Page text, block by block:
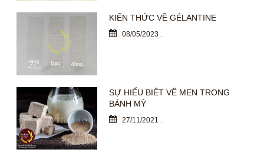
KIẾN THỨC VỀ GÉLANTINE
08/05/2023 .
SỰ HIỂU BIẾT VỀ MEN TRONG
BÁNH MỲ
27/11/2021 .